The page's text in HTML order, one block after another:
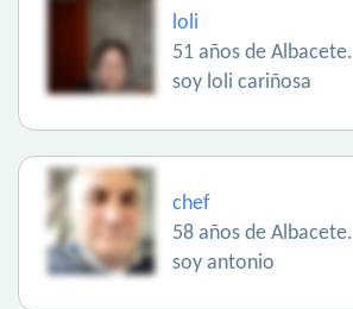
loli
51 años de Albacete.
soy loli cariñosa
chef
58 años de Albacete.
soy antonio